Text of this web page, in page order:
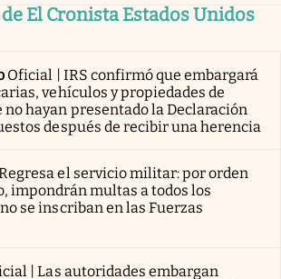
El Cronista Estados Unidos
Oficial | IRS confirmó que embargará
vehículos y propiedades de
no hayan presentado la Declaración
después de recibir una herencia
el servicio militar: por orden
impondrán multas a todos los
se inscriban en las Fuerzas
| Las autoridades embargan